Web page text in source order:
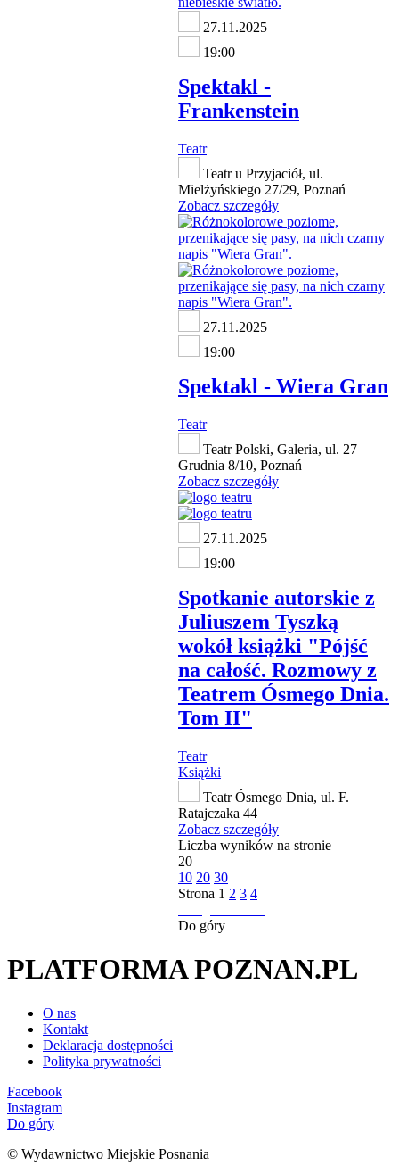
27.11.2025
19:00
Spektakl -
Frankenstein
Teatr
Teatr u Przyjaciół, ul.
Mielżyńskiego 27/29, Poznań
Zobacz szczegóły
27.11.2025
19:00
Spektakl - Wiera Gran
Teatr
Teatr Polski, Galeria, ul. 27
Grudnia 8/10, Poznań
Zobacz szczegóły
27.11.2025
19:00
Spotkanie autorskie z
Juliuszem Tyszką
wokół książki "Pójść
na całość. Rozmowy z
Teatrem Ósmego Dnia.
Tom II"
Teatr
Książki
Teatr Ósmego Dnia, ul. F.
Ratajczaka 44
Zobacz szczegóły
Liczba wyników na stronie
20
10 20 30
Strona 1 2 3 4
Do góry
PLATFORMA POZNAN.PL
O nas
Kontakt
Deklaracja dostępności
Polityka prywatności
Facebook
Instagram
Do góry
© Wydawnictwo Miejskie Posnania